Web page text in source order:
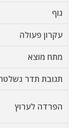
גוף
עקרון פעולה
מתח מוצא
תגובת תדר
הפרדה לערוץ